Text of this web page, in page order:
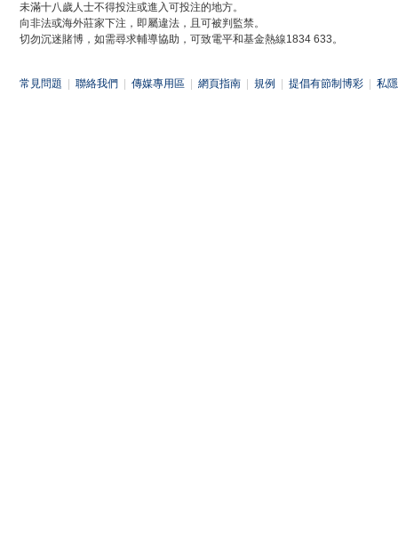
未滿十八歲人士不得投注或進入可投注的地方。
向非法或海外莊家下注，即屬違法，且可被判監禁。
切勿沉迷賭博，如需尋求輔導協助，可致電平和基金熱線1834 633。
常見問題 聯絡我們 傳媒專用區 網頁指南 規例 提倡有節制博彩 私